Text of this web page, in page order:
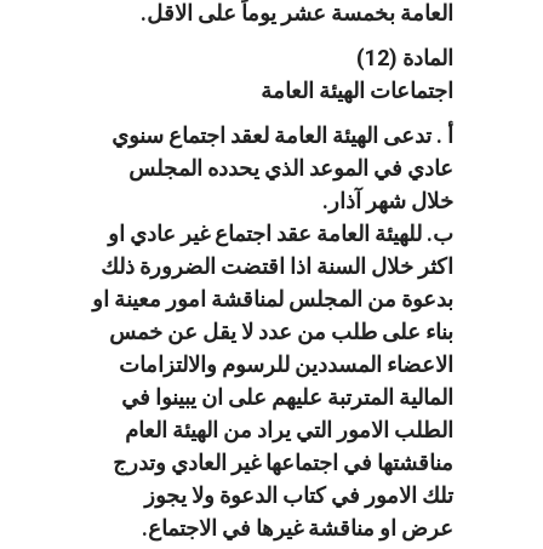
العامة بخمسة عشر يوماً على الاقل.
المادة (12)
اجتماعات الهيئة العامة
أ . تدعى الهيئة العامة لعقد اجتماع سنوي
عادي في الموعد الذي يحدده المجلس
خلال شهر آذار.
ب. للهيئة العامة عقد اجتماع غير عادي او
اكثر خلال السنة اذا اقتضت الضرورة ذلك
بدعوة من المجلس لمناقشة امور معينة او
بناء على طلب من عدد لا يقل عن خمس
الاعضاء المسددين للرسوم والالتزامات
المالية المترتبة عليهم على ان يبينوا في
الطلب الامور التي يراد من الهيئة العام
مناقشتها في اجتماعها غير العادي وتدرج
تلك الامور في كتاب الدعوة ولا يجوز
عرض او مناقشة غيرها في الاجتماع.